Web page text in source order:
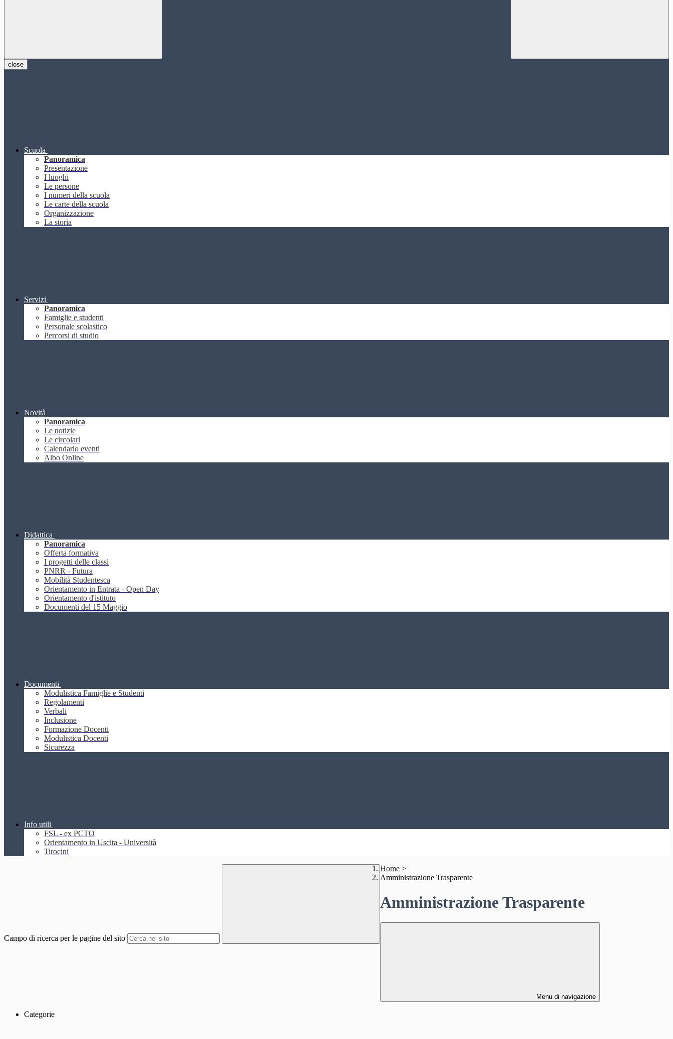
close
Scuola
Panoramica
Presentazione
I luoghi
Le persone
I numeri della scuola
Le carte della scuola
Organizzazione
La storia
Servizi
Panoramica
Famiglie e studenti
Personale scolastico
Percorsi di studio
Novità
Panoramica
Le notizie
Le circolari
Calendario eventi
Albo Online
Didattica
Panoramica
Offerta formativa
I progetti delle classi
PNRR - Futura
Mobilità Studentesca
Orientamento in Entrata - Open Day
Orientamento d'istituto
Documenti del 15 Maggio
Documenti
Modulistica Famiglie e Studenti
Regolamenti
Verbali
Inclusione
Formazione Docenti
Modulistica Docenti
Sicurezza
Info utili
FSL - ex PCTO
Orientamento in Uscita - Università
Tirocini
Campo di ricerca per le pagine del sito
Home >
Amministrazione Trasparente
Amministrazione Trasparente
Menu di navigazione
Categorie